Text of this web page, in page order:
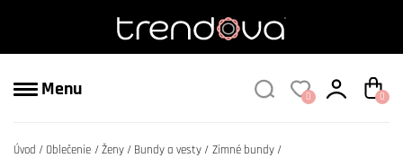
Menu 0 0
Úvod Oblečenie Ženy Bundy a vesty
Zimné bundy